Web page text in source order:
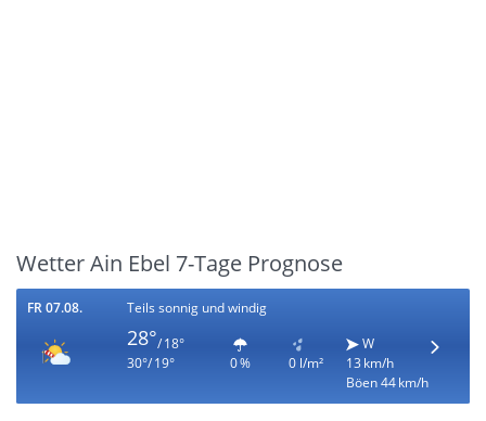
Wetter Ain Ebel 7-Tage Prognose
FR 07.08. Teils sonnig und windig
28°/ 18°
30°/ 19°
0 % 0 l/m²
W
13 km/h
Böen 44 km/h